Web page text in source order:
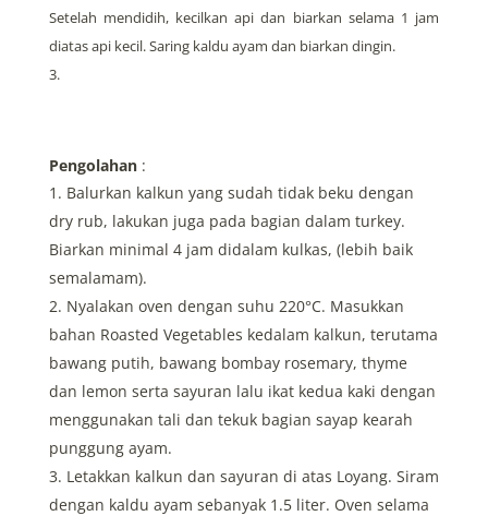
Setelah mendidih, kecilkan api dan biarkan selama 1 jam
diatas api kecil. Saring kaldu ayam dan biarkan dingin.
Pengolahan:
Balurkan kalkun yang sudah tidak beku dengan
dry rub, lakukan juga pada bagian dalam turkey.
Biarkan minimal 4 jam didalam kulkas, (lebih baik
semalamam).
Nyalakan oven dengan suhu 220°C. Masukkan
bahan Roasted Vegetables kedalam kalkun, terutama
bawang putih, bawang bombay rosemary, thyme
dan lemon serta sayuran lalu ikat kedua kaki dengan
menggunakan tali dan tekuk bagian sayap kearah
punggung ayam.
Letakkan kalkun dan sayuran di atas Loyang. Siram
dengan kaldu ayam sebanyak 1.5 liter. Oven selama